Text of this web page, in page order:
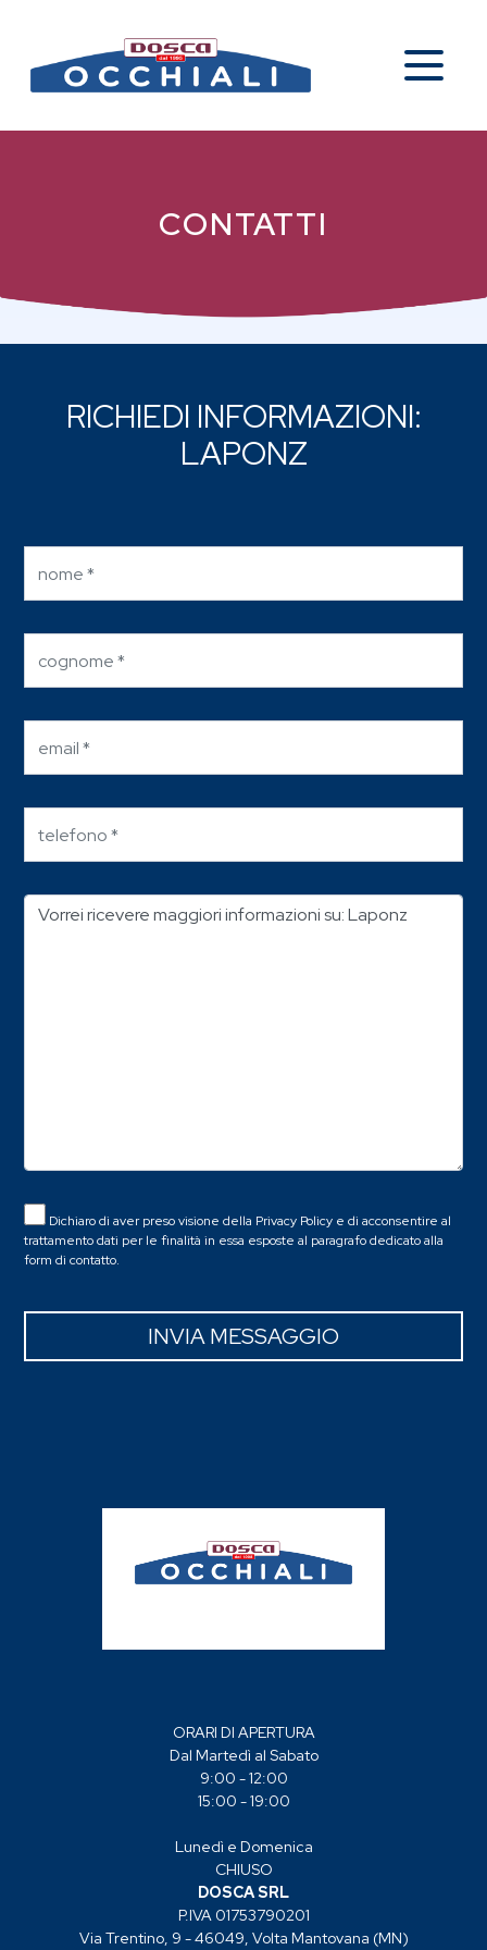
CONTATTI
RICHIEDI INFORMAZIONI:
LAPONZ
Dichiaro di aver preso visione della Privacy Policy e di acconsentire al
trattamento dati per le finalità in essa esposte al paragrafo dedicato alla
form di contatto.
INVIA MESSAGGIO
ORARI DI APERTURA
Dal Martedì al Sabato
9:00 - 12:00
15:00 - 19:00
Lunedì e Domenica
CHIUSO
DOSCA SRL
P.IVA 01753790201
Via Trentino, 9 - 46049, Volta Mantovana (MN)